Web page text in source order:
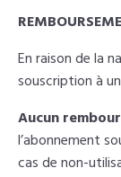
En raison de la
souscription à
Aucun
l’abonnement
cas de non-